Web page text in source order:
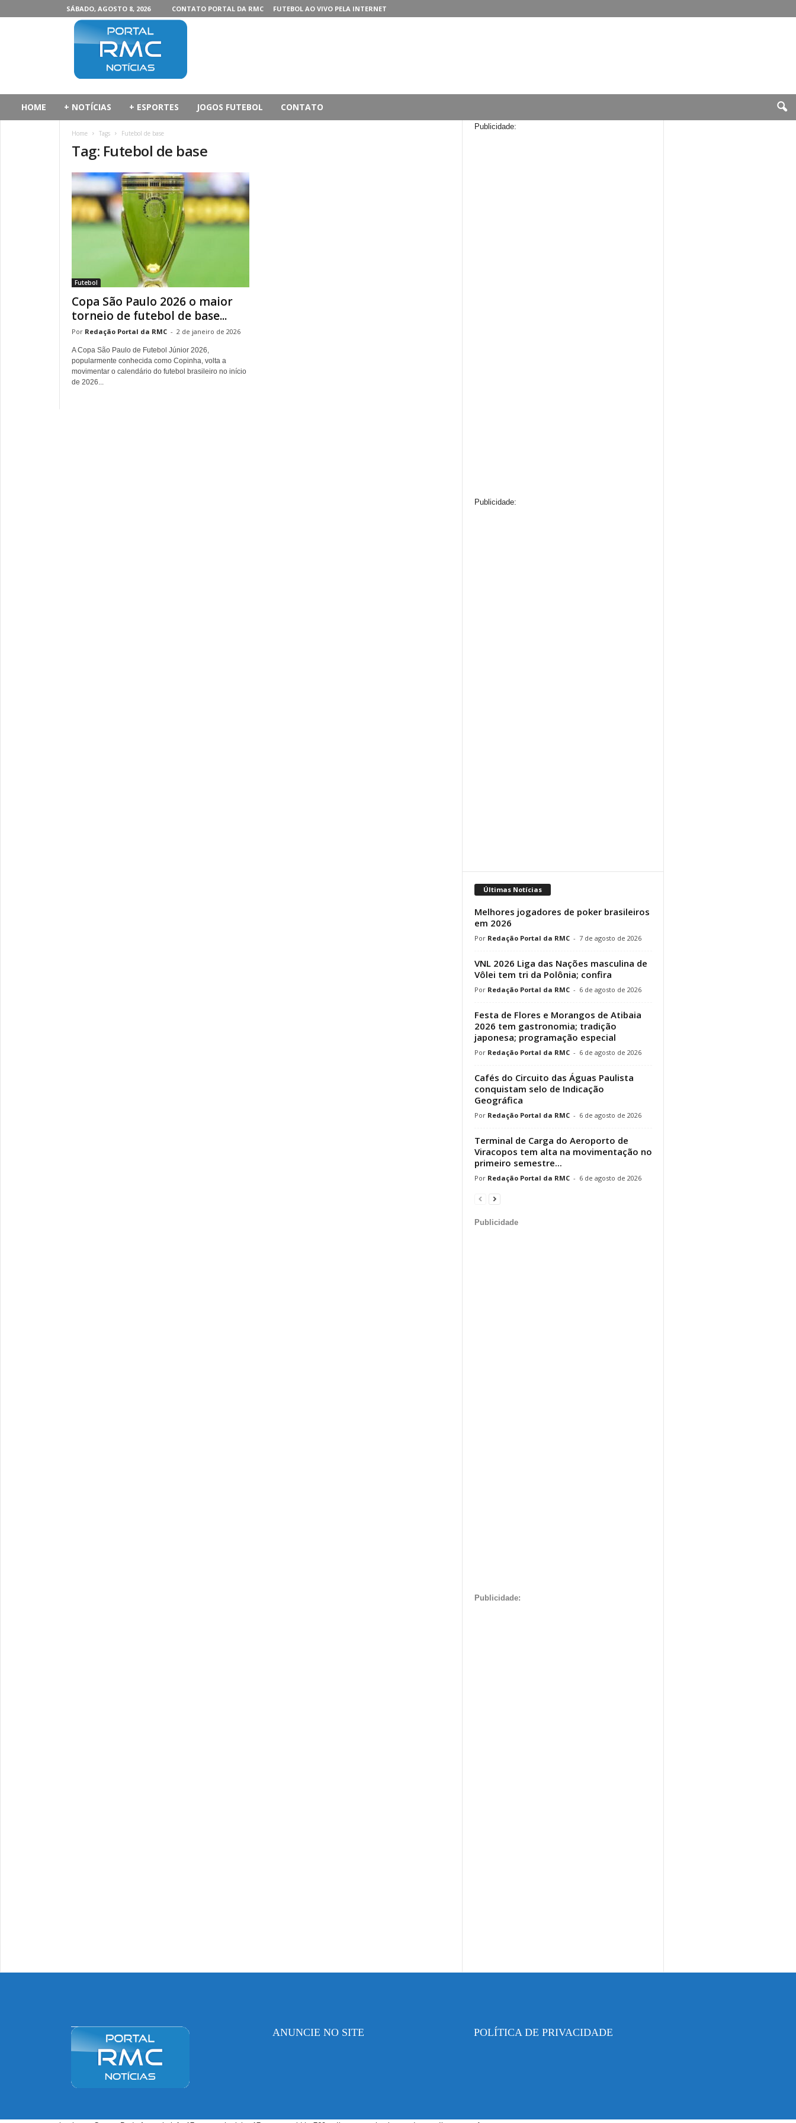
SÁBADO, AGOSTO 8, 2026 CONTATO PORTAL DA RMC FUTEBOL AO VIVO PELA INTERNET
HOME + NOTÍCIAS + ESPORTES JOGOS FUTEBOL CONTATO
Home Tags Futebol de base
Tag: Futebol de base
Futebol
Copa São Paulo 2026 o maior
torneio de futebol de base...
Redação Portal da RMC - 2 de janeiro de 2026
A Copa São Paulo de Futebol Júnior 2026,
popularmente conhecida como Copinha, volta a
movimentar o calendário do futebol brasileiro no início
de 2026...
Publicidade:
Publicidade:
Últimas Notícias
Melhores jogadores de poker brasileiros
em 2026
Redação Portal da RMC - 7 de agosto de 2026
VNL 2026 Liga das Nações masculina de
Vôlei tem tri da Polônia; confira
Redação Portal da RMC - 6 de agosto de 2026
Festa de Flores e Morangos de Atibaia
2026 tem gastronomia; tradição
japonesa; programação especial
Redação Portal da RMC - 6 de agosto de 2026
Cafés do Circuito das Águas Paulista
conquistam selo de Indicação
Geográfica
Redação Portal da RMC - 6 de agosto de 2026
Terminal de Carga do Aeroporto de
Viracopos tem alta na movimentação no
primeiro semestre...
Redação Portal da RMC - 6 de agosto de 2026
Publicidade
Publicidade:
ANUNCIE NO SITE POLÍTICA DE PRIVACIDADE